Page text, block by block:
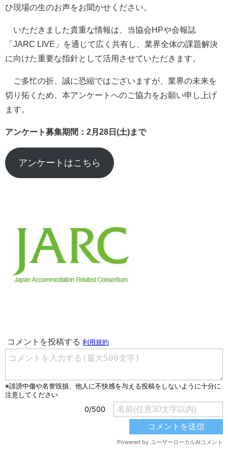
ひ現場の生のお声をお聞かせください。
いただきました貴重な情報は、当協会HPや会報誌
「JARC LIVE」を通じて広く共有し、業界全体の課題解決
に向けた重要な指針として活用させていただきます。
ご多忙の折、誠に恐縮ではございますが、業界の未来を
切り拓くため、本アンケートへのご協力をお願い申し上げ
ます。
アンケート募集期間：2月28日(土)まで
アンケートはこちら